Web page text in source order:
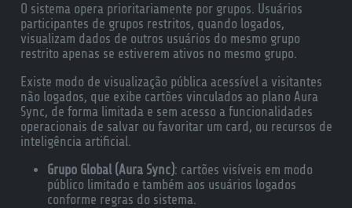
O sistema opera prioritariamente por grupos. Usuários
participantes de grupos restritos, quando logados,
visualizam dados de outros usuários do mesmo grupo
restrito apenas se estiverem ativos no mesmo grupo.
Existe modo de visualização pública acessível a visitantes
não logados, que exibe cartões vinculados ao plano Aura
Sync, de forma limitada e sem acesso a funcionalidades
operacionais de salvar ou favoritar um card, ou recursos de
inteligência artificial.
Grupo Global (Aura Sync): cartões visíveis em modo
público limitado e também aos usuários logados
conforme regras do sistema.